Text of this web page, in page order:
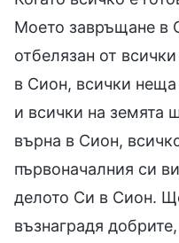
Моето завръщане в
отбелязан от
в Сион, всички
и всички на земята
върна в Сион,
първоначалния си
делото Си в Сион.
възнаградя